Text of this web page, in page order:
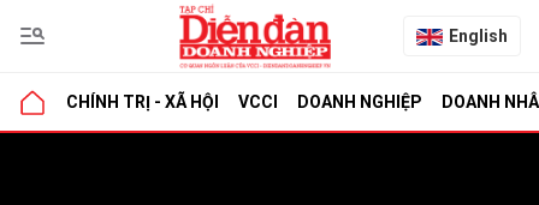
English
CHÍNH TRỊ - XÃ HỘI VCCI DOANH NGHIỆP DOANH